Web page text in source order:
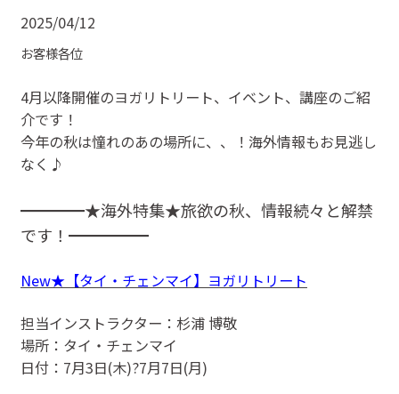
2025/04/12
お客様各位
4月以降開催のヨガリトリート、イベント、講座のご紹
介です！
今年の秋は憧れのあの場所に、、！海外情報もお見逃し
なく♪
━━━━★海外特集★旅欲の秋、情報続々と解禁
です！━━━━━
New★【タイ・チェンマイ】ヨガリトリート
担当インストラクター：杉浦 博敬
場所：タイ・チェンマイ
日付：7月3日(木)?7月7日(月)